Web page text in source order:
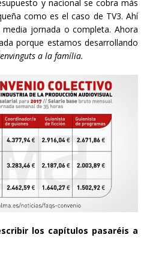
y nacional se cobra más
como es el caso de TV3. Ahí
jornada o completa. Ahora
porque estamos desarrollando
a la família.
los capítulos pasaréis a